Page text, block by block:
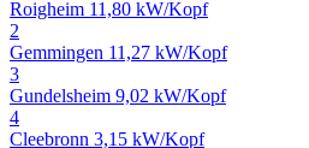
Roigheim 11,80 kW/Kopf
2
Gemmingen 11,27 kW/Kopf
3
Gundelsheim 9,02 kW/Kopf
4
Cleebronn 3,15 kW/Kopf